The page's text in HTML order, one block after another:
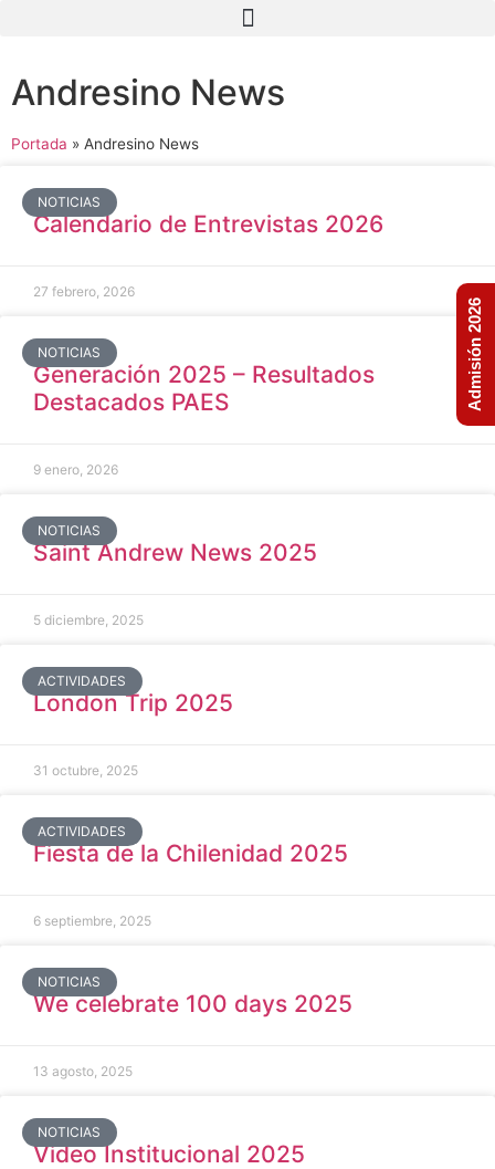
Andresino News
Portada » Andresino News
NOTICIAS
Calendario de Entrevistas 2026
27 febrero, 2026
NOTICIAS
Generación 2025 – Resultados
Destacados PAES
9 enero, 2026
NOTICIAS
Saint Andrew News 2025
5 diciembre, 2025
ACTIVIDADES
London Trip 2025
31 octubre, 2025
ACTIVIDADES
Fiesta de la Chilenidad 2025
6 septiembre, 2025
NOTICIAS
We celebrate 100 days 2025
13 agosto, 2025
NOTICIAS
Video Institucional 2025
Admisión 2026